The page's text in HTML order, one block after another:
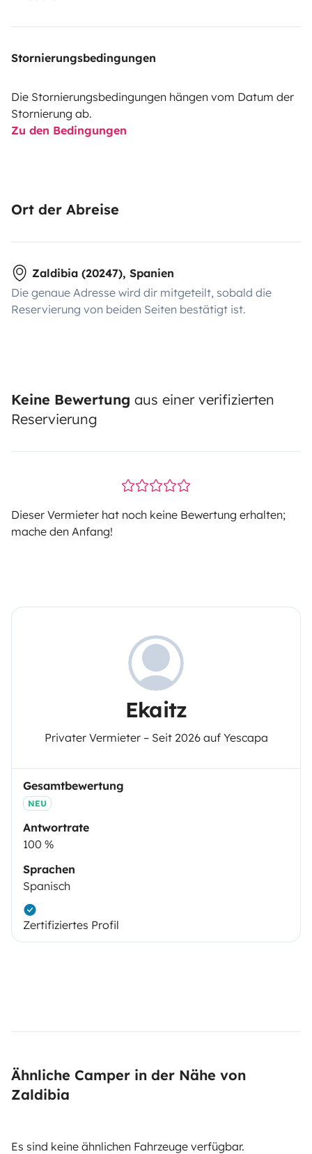
Stornierungsbedingungen
Die Stornierungsbedingungen hängen vom Datum der
Stornierung ab.
Zu den Bedingungen
Ort der Abreise
Zaldibia (20247), Spanien
Die genaue Adresse wird dir mitgeteilt, sobald die
Reservierung von beiden Seiten bestätigt ist.
Keine Bewertung aus einer verifizierten
Reservierung
Dieser Vermieter hat noch keine Bewertung erhalten;
mache den Anfang!
Ekaitz
Privater Vermieter – Seit 2026 auf Yescapa
Gesamtbewertung
NEU
Antwortrate
100 %
Sprachen
Spanisch
Zertifiziertes Profil
Ähnliche Camper in der Nähe von
Zaldibia
Es sind keine ähnlichen Fahrzeuge verfügbar.